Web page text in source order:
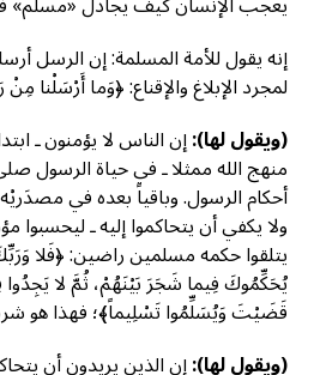
إنه يقول للأمة المسلمة: إن الرسل
لمجرد الإبلاغ والإقناع: ﴿وَما أَرْسَلْنا
(ويقول لها):إن الناس لا يؤمنون ـ
منهج الله ممثلا ـ في حياة الرسول
أحكام الرسول. وباقياً بعده في مصدَريْه
ولا يكفي أن يتحاكموا إليه ـ ليحسبوا
يتلقوا حكمه مسلمين راضين: ﴿فَلا
يُحَكِّمُوكَ فِيما شَجَرَ بَيْنَهُمْ، ثُمَّ لا
قَضَيْتَ وَيُسَلِّمُوا تَسْلِيماً﴾؛ فهذا هو
(ويقول لها):إن الذين يريدون أن